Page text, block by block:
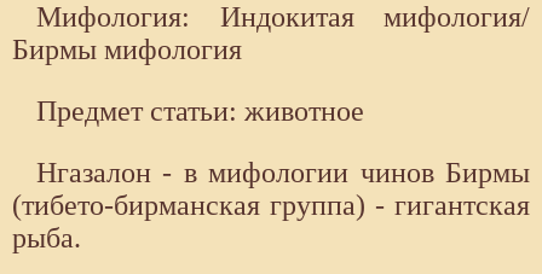
Мифология: Индокитая мифология/
Бирмы мифология
Предмет статьи: животное
Нгазалон - в мифологии чинов Бирмы
(тибето-бирманская группа) - гигантская
рыба.